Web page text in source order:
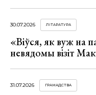
30.07.2026 ЛІТАРАТУРА
«Віўся, як вуж на
невядомы візіт
31.07.2026 ГРАМАДСТВА